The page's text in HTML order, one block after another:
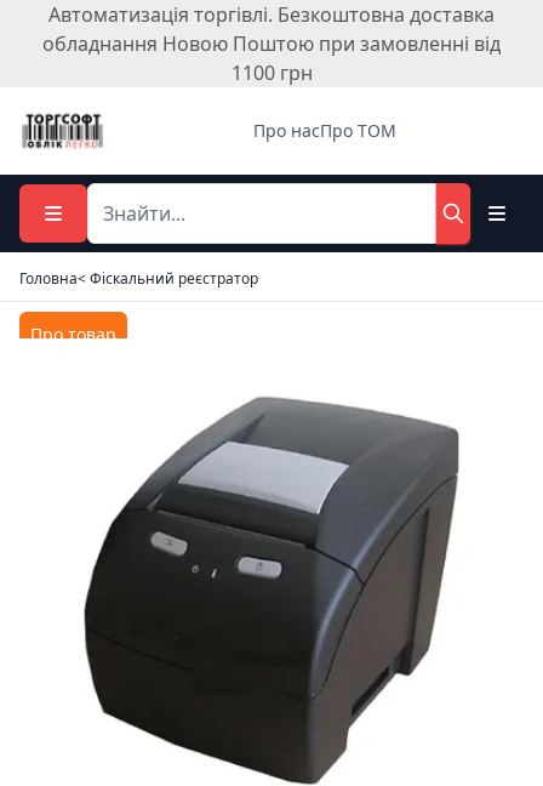
Автоматизація торгівлі. Безкоштовна доставка
обладнання Новою Поштою при замовленні від
1100 грн
Про насПро ТОМ
Головна< Фіскальний реєстратор
Про товар